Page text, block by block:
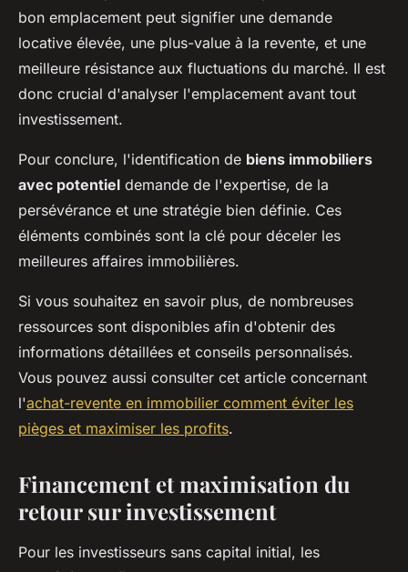
bon emplacement peut signifier une demande
locative élevée, une plus-value à la revente, et une
meilleure résistance aux fluctuations du marché. Il est
donc crucial d'analyser l'emplacement avant tout
investissement.
Pour conclure, l'identification de biens immobiliers
avec potentiel demande de l'expertise, de la
persévérance et une stratégie bien définie. Ces
éléments combinés sont la clé pour déceler les
meilleures affaires immobilières.
Si vous souhaitez en savoir plus, de nombreuses
ressources sont disponibles afin d'obtenir des
informations détaillées et conseils personnalisés.
Vous pouvez aussi consulter cet article concernant
l'achat-revente en immobilier comment éviter les
pièges et maximiser les profits.
Financement et maximisation du
retour sur investissement
Pour les investisseurs sans capital initial, les